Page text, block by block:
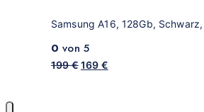
Samsung A16, 128Gb,
0 von 5
199€169 €